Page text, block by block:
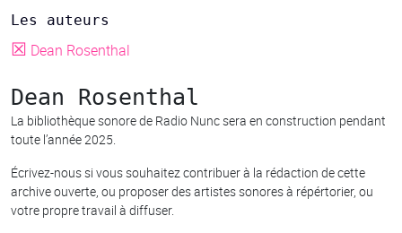
Les auteurs
☒ Dean Rosenthal
Dean Rosenthal
La bibliothèque sonore de Radio Nunc sera en construction pendant
toute l’année 2025.
Écrivez-nous si vous souhaitez contribuer à la rédaction de cette
archive ouverte, ou proposer des artistes sonores à répértorier, ou
votre propre travail à diffuser.